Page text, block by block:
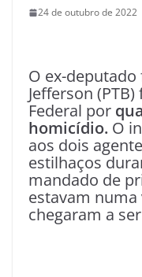
24 de outubro de 2022
O ex-
Jefferson
Federal por
homicídio. O
aos dois
estilhaços
mandado de
estavam
chegaram a